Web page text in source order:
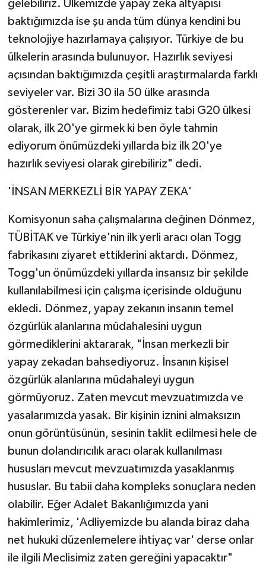
gelebiliriz. Ülkemizde yapay zeka altyapısı
baktığımızda ise şu anda tüm dünya kendini bu
teknolojiye hazırlamaya çalışıyor. Türkiye de bu
ülkelerin arasında bulunuyor. Hazırlık seviyesi
açısından baktığımızda çeşitli araştırmalarda farklı
seviyeler var. Bizi 30 ila 50 ülke arasında
gösterenler var. Bizim hedefimiz tabi G20 ülkesi
olarak, ilk 20'ye girmek ki ben öyle tahmin
ediyorum önümüzdeki yıllarda biz ilk 20'ye
hazırlık seviyesi olarak girebiliriz" dedi.
'İNSAN MERKEZLİ BİR YAPAY ZEKA'
Komisyonun saha çalışmalarına değinen Dönmez,
TÜBİTAK ve Türkiye'nin ilk yerli aracı olan Togg
fabrikasını ziyaret ettiklerini aktardı. Dönmez,
Togg'un önümüzdeki yıllarda insansız bir şekilde
kullanılabilmesi için çalışma içerisinde olduğunu
ekledi. Dönmez, yapay zekanın insanın temel
özgürlük alanlarına müdahalesini uygun
görmediklerini aktararak, "İnsan merkezli bir
yapay zekadan bahsediyoruz. İnsanın kişisel
özgürlük alanlarına müdahaleyi uygun
görmüyoruz. Zaten mevcut mevzuatımızda ve
yasalarımızda yasak. Bir kişinin iznini almaksızın
onun görüntüsünün, sesinin taklit edilmesi hele de
bunun dolandırıcılık aracı olarak kullanılması
hususları mevcut mevzuatımızda yasaklanmış
hususlar. Bu tabii daha kompleks sonuçlara neden
olabilir. Eğer Adalet Bakanlığımızda yani
hakimlerimiz, 'Adliyemizde bu alanda biraz daha
net hukuki düzenlemelere ihtiyaç var' derse onlar
ile ilgili Meclisimiz zaten gereğini yapacaktır"